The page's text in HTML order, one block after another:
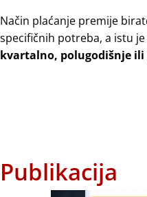
Način plaćanje premije
specifičnih potreba, a istu
kvаrtаlnо, pоlugоdišnjе ili
Publikacija